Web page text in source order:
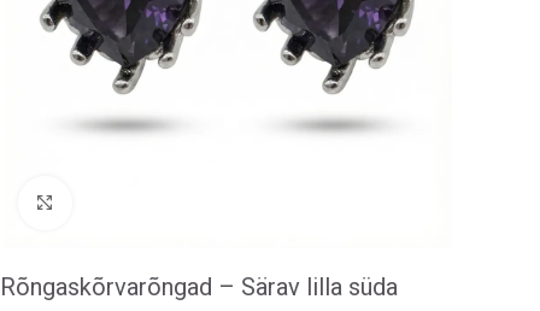
Rõngaskõrvarõngad – Särav lilla süda